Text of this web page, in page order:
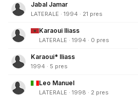
Jabal Jamar
LATERALE · 1994 · 21 pres
Karaoui Iliass
LATERALE · 1994 · 0 pres
Karaoui* Iliass
1994 · 5 pres
Leo Manuel
LATERALE · 1998 · 2 pres